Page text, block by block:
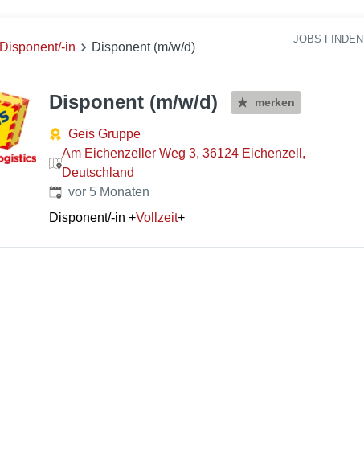
JOBS FINDEN
Disponent/-in Disponent (m/w/d)
Disponent (m/w/d) merken
Geis Gruppe
Am Eichenzeller Weg 3, 36124 Eichenzell,
Deutschland
Veröffentlicht:
vor 5 Monaten
Disponent/-in +Vollzeit+